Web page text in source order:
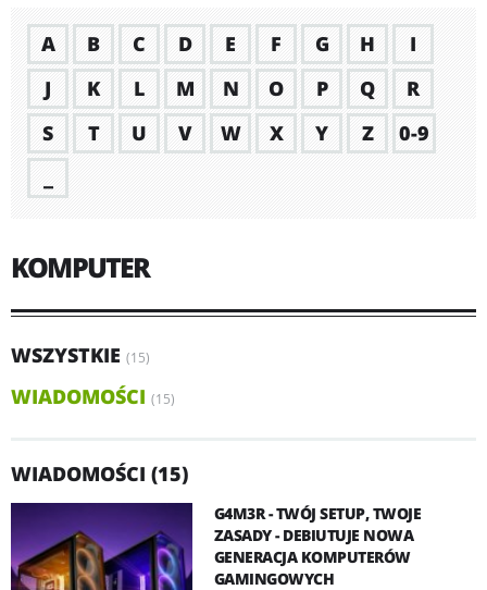
A B C D E F G H
I
J
K L M N O P Q
R
S
T U V W X Y Z
0-9
KOMPUTER
WSZYSTKIE (15)
WIADOMOŚCI (15)
WIADOMOŚCI (15)
G4M3R - TWÓJ SETUP, TWOJE
ZASADY - DEBIUTUJE NOWA
GENERACJA KOMPUTERÓW
GAMINGOWYCH